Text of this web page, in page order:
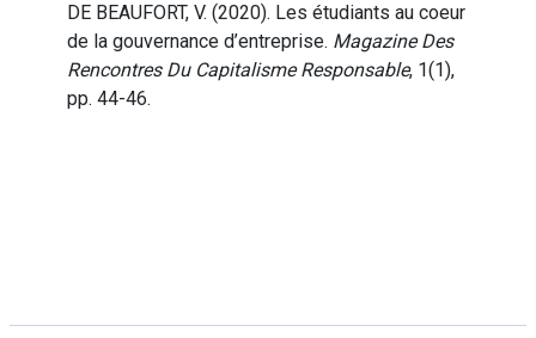
DE BEAUFORT, V. (2020). Les étudiants au coeur
de la gouvernance d’entreprise. Magazine Des
Rencontres Du Capitalisme Responsable, 1(1),
pp. 44-46.